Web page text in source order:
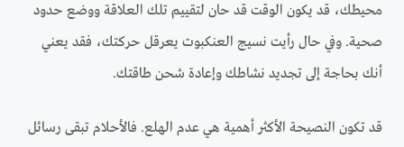
محيطك، قد يكون الوقت قد حان لتقييم تلك العلاقة ووضع حدود
صحية. وفي حال رأيت نسيج العنكبوت يعرقل حركتك، فقد يعني
أنك بحاجة إلى تجديد نشاطك وإعادة شحن طاقتك.
قد تكون النصيحة الأكثر أهمية هي عدم الهلع. فالأحلام تبقى رسائل